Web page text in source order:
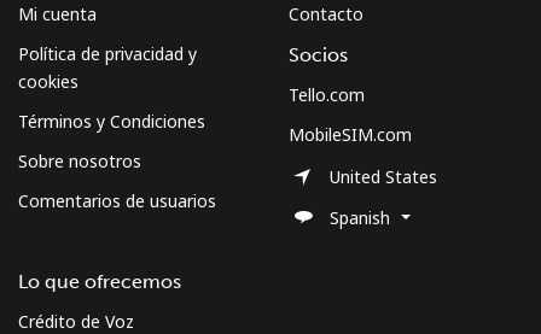
Mi cuenta
Política de privacidad y
cookies
Términos y Condiciones
Sobre nosotros
Comentarios de usuarios
Lo que ofrecemos
Crédito de Voz
Contacto
Socios
Tello.com
MobileSIM.com
United States
Spanish